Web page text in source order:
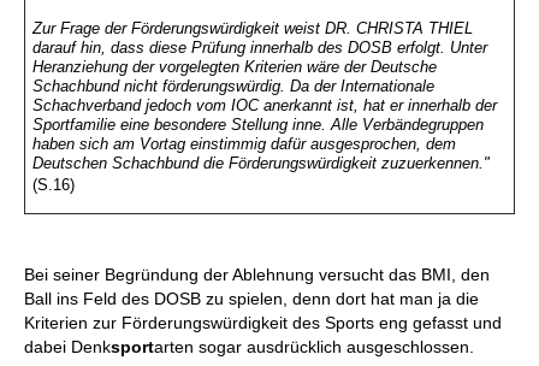
Zur Frage der Förderungswürdigkeit weist DR. CHRISTA THIEL
darauf hin, dass diese Prüfung innerhalb des DOSB erfolgt. Unter
Heranziehung der vorgelegten Kriterien wäre der Deutsche
Schachbund nicht förderungswürdig. Da der Internationale
Schachverband jedoch vom IOC anerkannt ist, hat er innerhalb der
Sportfamilie eine besondere Stellung inne. Alle Verbändegruppen
haben sich am Vortag einstimmig dafür ausgesprochen, dem
Deutschen Schachbund die Förderungswürdigkeit zuzuerkennen."
(S.16)
Bei seiner Begründung der Ablehnung versucht das BMI, den
Ball ins Feld des DOSB zu spielen, denn dort hat man ja die
Kriterien zur Förderungswürdigkeit des Sports eng gefasst und
dabei Denksportarten sogar ausdrücklich ausgeschlossen.